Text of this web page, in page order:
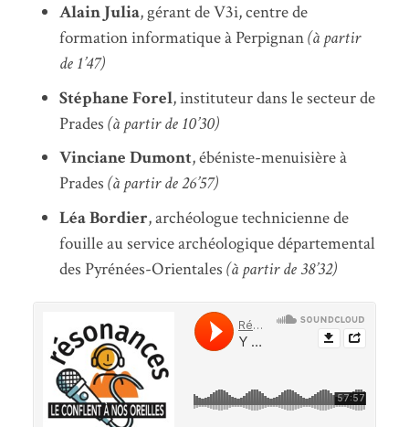
Alain Julia, gérant de V3i, centre de
formation informatique à Perpignan(à partir
de 1’47)
Stéphane Forel, instituteur dans le secteur de
Prades (à partir de 10’30)
Vinciane Dumont, ébéniste-menuisière à
Prades (à partir de 26’57)
Léa Bordier, archéologue technicienne de
fouille au service archéologique départemental
des Pyrénées-Orientales (à partir de 38’32)